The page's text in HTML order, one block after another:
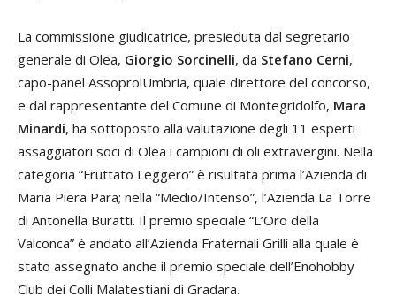
La commissione giudicatrice, presieduta dal segretario
generale di Olea, Giorgio Sorcinelli, da Stefano Cerni,
capo-panel AssoprolUmbria, quale direttore del concorso,
e dal rappresentante del Comune di Montegridolfo, Mara
Minardi, ha sottoposto alla valutazione degli 11 esperti
assaggiatori soci di Olea i campioni di oli extravergini. Nella
categoria “Fruttato Leggero” è risultata prima l’Azienda di
Maria Piera Para; nella “Medio/Intenso”, l’Azienda La Torre
di Antonella Buratti. Il premio speciale “L’Oro della
Valconca” è andato all’Azienda Fraternali Grilli alla quale è
stato assegnato anche il premio speciale dell’Enohobby
Club dei Colli Malatestiani di Gradara.